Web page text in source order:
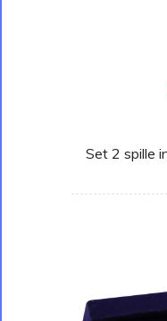
Set 2 spille